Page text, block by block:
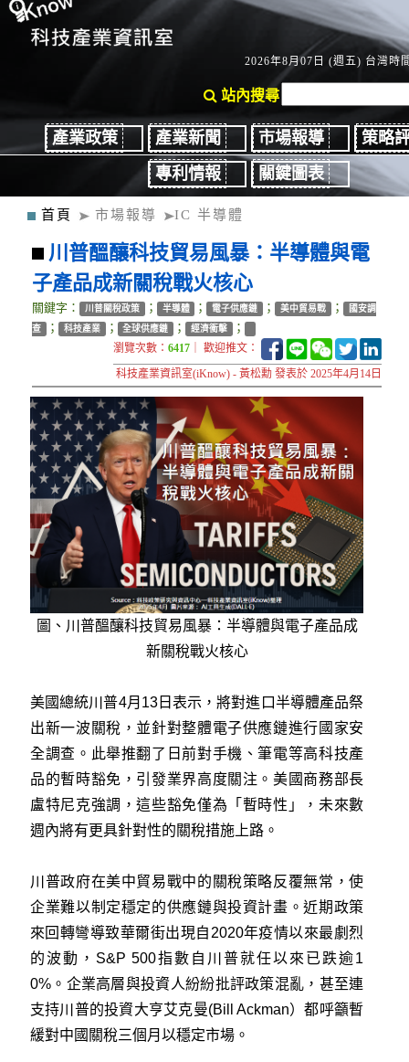
2026年8月07日 (週五) 台灣時
站內搜尋
產業政策 產業新聞 市場報導
策略
專利情報
關鍵圖表
首頁 市場報導 IC 半導體
川普醞釀科技貿易風暴：半導體與電
子產品成新關稅戰火核心
關鍵字： 川普關稅政策 ； 半導體 ； 電子供應鏈 ； 美中貿易戰 ；
國安調
查 ； 科技產業 ； 全球供應鏈 ； 經濟衝擊 ；
瀏覽次數：6417 ｜ 歡迎推文：
科技產業資訊室(iKnow) - 黃松勳 發表於 2025年4月14日
圖、川普醞釀科技貿易風暴：半導體與電子產品成
新關稅戰火核心
美國總統川普4月13日表示，將對進口半導體產品祭
出新一波關稅，並針對整體電子供應鏈進行國家安
全調查。此舉推翻了日前對手機、筆電等高科技產
品的暫時豁免，引發業界高度關注。美國商務部長
盧特尼克強調，這些豁免僅為「暫時性」，未來數
週內將有更具針對性的關稅措施上路。
川普政府在美中貿易戰中的關稅策略反覆無常，使
企業難以制定穩定的供應鏈與投資計畫。近期政策
來回轉彎導致華爾街出現自2020年疫情以來最劇烈
的波動，S&P 500指數自川普就任以來已跌逾1
0%。企業高層與投資人紛紛批評政策混亂，甚至連
支持川普的投資大亨艾克曼(Bill Ackman）都呼籲暫
緩對中國關稅三個月以穩定市場。